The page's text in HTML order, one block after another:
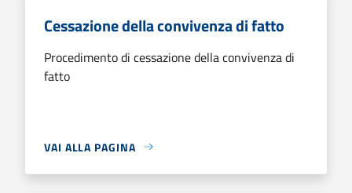
Cessazione della convivenza di fatto
Procedimento di cessazione della convivenza di
fatto
VAI ALLA PAGINA